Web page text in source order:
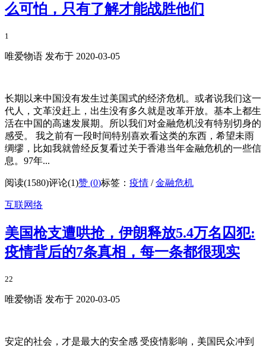
么可怕，只有了解才能战胜他们
1
唯爱物语 发布于 2020-03-05
长期以来中国没有发生过美国式的经济危机。或者说我们这一
代人，文革没赶上，出生没有多久就是改革开放。基本上都生
活在中国的高速发展期。所以我们对金融危机没有特别切身的
感受。 我之前有一段时间特别喜欢看这类的东西，希望未雨
绸缪，比如我就曾经反复看过关于香港当年金融危机的一些信
息。97年...
阅读(1580)评论(1)赞 (0)标签： 疫情 /金融危机
互联网络
美国枪支遭哄抢，伊朗释放5.4万名囚犯:
疫情背后的7条真相，每一条都很现实
22
唯爱物语 发布于 2020-03-05
安定的社会，才是最大的安全感 受疫情影响，美国民众冲到